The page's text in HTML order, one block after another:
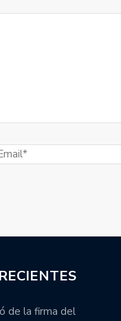
en el 2023.
Liga Argentina: cuándo
la Primera División.
de la firma del